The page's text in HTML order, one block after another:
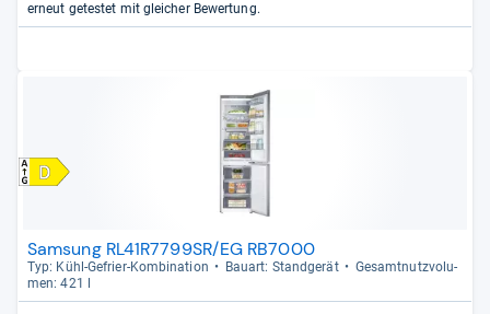
erneut getestet mit gleicher Bewertung.
Samsung RL41R7799SR/EG RB7000
Typ: Kühl-​Gefrier-​Kom­bi­na­tion Bau­art: Stand­ge­rät
Gesamt­nutz­vo­lu­
men: 421 l